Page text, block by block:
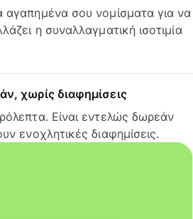
αγαπημένα σου νομίσματα για να
η συναλλαγματική ισοτιμία
χωρίς διαφημίσεις
Είναι εντελώς δωρεάν
ενοχλητικές διαφημίσεις.